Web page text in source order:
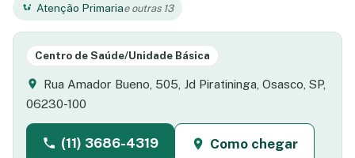
Atenção Primariae outras 13
Centro de Saúde/Unidade Básica
Rua Amador Bueno, 505, Jd Piratininga, Osasco, SP,
06230-100
(11) 3686-4319 Como chegar